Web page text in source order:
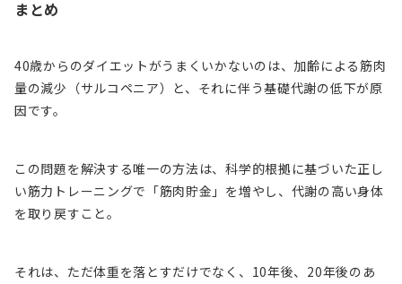
まとめ
40歳からのダイエットがうまくいかないのは、加齢による筋肉
量の減少（サルコペニア）と、それに伴う基礎代謝の低下が原
因です。
この問題を解決する唯一の方法は、科学的根拠に基づいた正し
い筋力トレーニングで「筋肉貯金」を増やし、代謝の高い身体
を取り戻すこと。
それは、ただ体重を落とすだけでなく、10年後、20年後のあ